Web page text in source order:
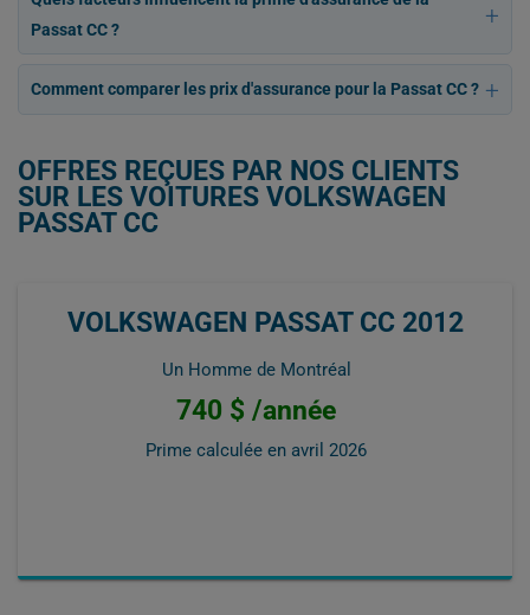
Passat CC ?
Comment comparer les prix d'assurance pour la Passat CC ?
OFFRES REÇUES PAR NOS CLIENTS
SUR LES VOITURES VOLKSWAGEN
PASSAT CC
VOLKSWAGEN PASSAT CC 2012
Un Homme de Montréal
740 $ /année
Prime calculée en avril 2026